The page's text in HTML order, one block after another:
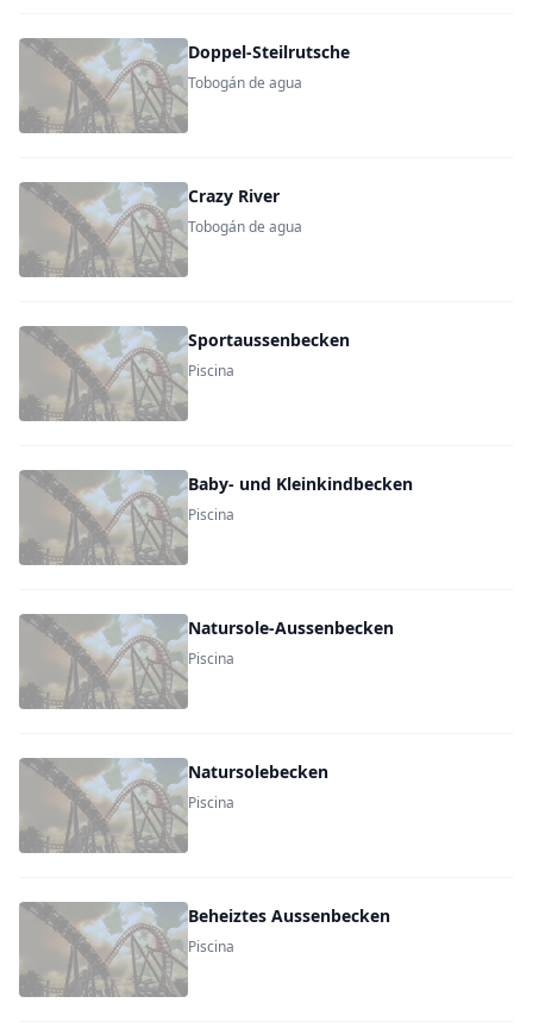
Doppel-Steilrutsche
Tobogán de agua
Crazy River
Tobogán de agua
Sportaussenbecken
Piscina
Baby- und Kleinkindbecken
Piscina
Natursole-Aussenbecken
Piscina
Natursolebecken
Piscina
Beheiztes Aussenbecken
Piscina